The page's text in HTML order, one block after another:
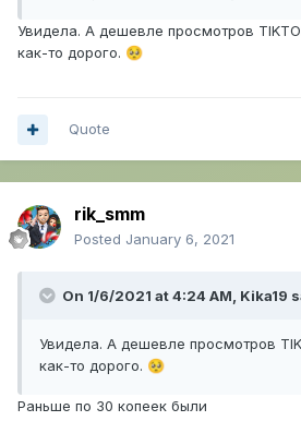
Увидела. А дешевле просмотров
как-то дорого. 🥺
Quote
rik_smm
Posted January 6, 2021
On 1/6/2021 at 4:24 AM, Kika19
Увидела. А дешевле просмотров
как-то дорого. 🥺
Раньше по 30 копеек были